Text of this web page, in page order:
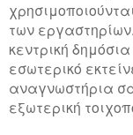
των
κεντρική
εσωτερικό
αναγνωστήρια
εξωτερική